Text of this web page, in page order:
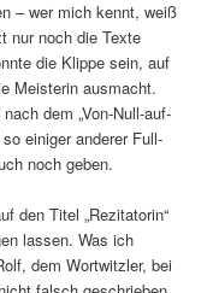
– wer mich kennt, weiß
nur noch die Texte
die Klippe sein, auf
Meisterin ausmacht.
dem „Von-Null-auf-
einiger anderer Full-
noch geben.
den Titel „Rezitatorin“
lassen. Was ich
dem Wortwitzler, bei